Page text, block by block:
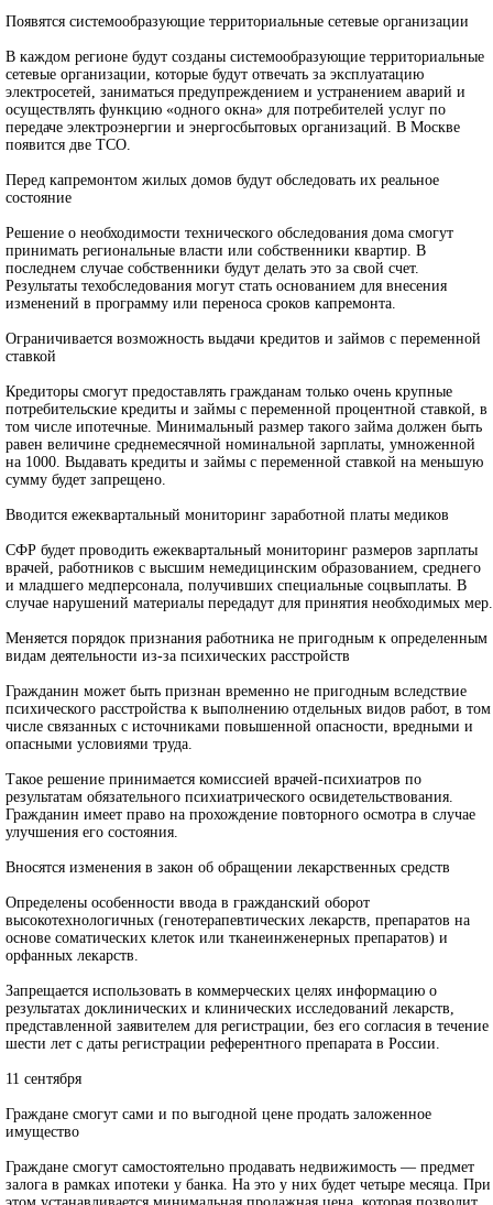
Появятся системообразующие территориальные сетевые организации
В каждом регионе будут созданы системообразующие территориальные
сетевые организации, которые будут отвечать за эксплуатацию
электросетей, заниматься предупреждением и устранением аварий и
осуществлять функцию «одного окна» для потребителей услуг по
передаче электроэнергии и энергосбытовых организаций. В Москве
появится две ТСО.
Перед капремонтом жилых домов будут обследовать их реальное
состояние
Решение о необходимости технического обследования дома смогут
принимать региональные власти или собственники квартир. В
последнем случае собственники будут делать это за свой счет.
Результаты техобследования могут стать основанием для внесения
изменений в программу или переноса сроков капремонта.
Ограничивается возможность выдачи кредитов и займов с переменной
ставкой
Кредиторы смогут предоставлять гражданам только очень крупные
потребительские кредиты и займы с переменной процентной ставкой, в
том числе ипотечные. Минимальный размер такого займа должен быть
равен величине среднемесячной номинальной зарплаты, умноженной
на 1000. Выдавать кредиты и займы с переменной ставкой на меньшую
сумму будет запрещено.
Вводится ежеквартальный мониторинг заработной платы медиков
СФР будет проводить ежеквартальный мониторинг размеров зарплаты
врачей, работников с высшим немедицинским образованием, среднего
и младшего медперсонала, получивших специальные соцвыплаты. В
случае нарушений материалы передадут для принятия необходимых мер.
Меняется порядок признания работника не пригодным к определенным
видам деятельности из‑за психических расстройств
Гражданин может быть признан временно не пригодным вследствие
психического расстройства к выполнению отдельных видов работ, в том
числе связанных с источниками повышенной опасности, вредными и
опасными условиями труда.
Такое решение принимается комиссией врачей-психиатров по
результатам обязательного психиатрического освидетельствования.
Гражданин имеет право на прохождение повторного осмотра в случае
улучшения его состояния.
Вносятся изменения в закон об обращении лекарственных средств
Определены особенности ввода в гражданский оборот
высокотехнологичных (генотерапевтических лекарств, препаратов на
основе соматических клеток или тканеинженерных препаратов) и
орфанных лекарств.
Запрещается использовать в коммерческих целях информацию о
результатах доклинических и клинических исследований лекарств,
представленной заявителем для регистрации, без его согласия в течение
шести лет с даты регистрации референтного препарата в России.
11 сентября
Граждане смогут сами и по выгодной цене продать заложенное
имущество
Граждане смогут самостоятельно продавать недвижимость — предмет
залога в рамках ипотеки у банка. На это у них будет четыре месяца. При